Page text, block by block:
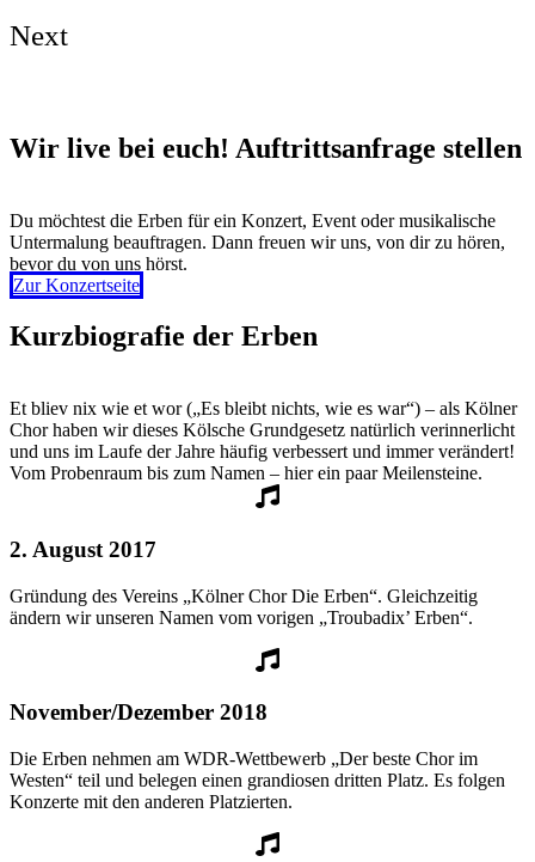
Next
Wir live bei euch! Auftrittsanfrage stellen
Du möchtest die Erben für ein Konzert, Event oder musikalische
Untermalung beauftragen. Dann freuen wir uns, von dir zu hören,
bevor du von uns hörst.
Zur Konzertseite
Kurzbiografie der Erben
Et bliev nix wie et wor („Es bleibt nichts, wie es war“) – als Kölner
Chor haben wir dieses Kölsche Grundgesetz natürlich verinnerlicht
und uns im Laufe der Jahre häufig verbessert und immer verändert!
Vom Probenraum bis zum Namen – hier ein paar Meilensteine.
2. August 2017
Gründung des Vereins „Kölner Chor Die Erben“. Gleichzeitig
ändern wir unseren Namen vom vorigen „Troubadix’ Erben“.
November/Dezember 2018
Die Erben nehmen am WDR-Wettbewerb „Der beste Chor im
Westen“ teil und belegen einen grandiosen dritten Platz. Es folgen
Konzerte mit den anderen Platzierten.